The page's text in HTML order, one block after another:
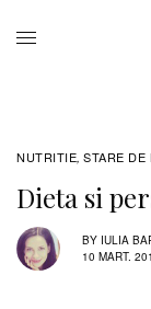
NUTRITIE, STARE DE
Dieta si
BY IULIA
10 MART.